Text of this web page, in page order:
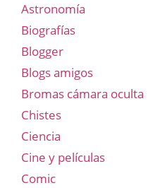
Astronomía
Biografías
Blogger
Blogs amigos
Bromas cámara oculta
Chistes
Ciencia
Cine y películas
Comic